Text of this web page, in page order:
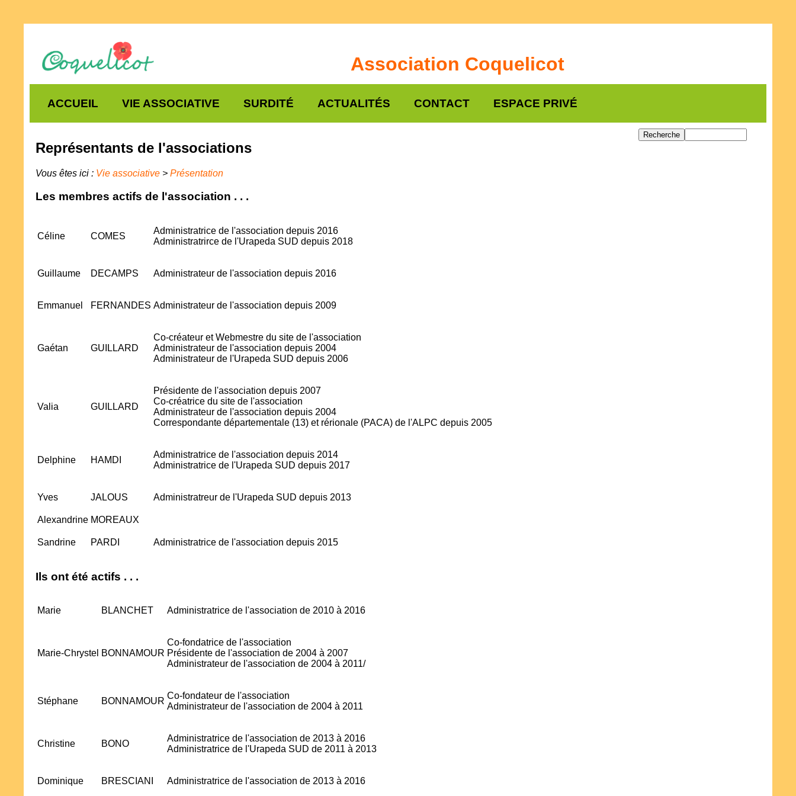
Association Coquelicot
ACCUEIL VIE ASSOCIATIVE SURDITÉ ACTUALITÉS CONTACT ESPACE PRIVÉ
Représentants de l'associations
Vous êtes ici : Vie associative > Présentation
Les membres actifs de l'association . . .
Céline COMES
Administratrice de l'association depuis 2016
Administratrirce de l'Urapeda SUD depuis 2018
Guillaume DECAMPS Administrateur de l'association depuis 2016
Emmanuel FERNANDES Administrateur de l'association depuis 2009
Gaétan GUILLARD
Co-créateur et Webmestre du site de l'association
Administrateur de l'association depuis 2004
Administrateur de l'Urapeda SUD depuis 2006
Valia GUILLARD
Présidente de l'association depuis 2007
Co-créatrice du site de l'association
Administrateur de l'association depuis 2004
Correspondante départementale (13) et rérionale (PACA) de l'ALPC depuis 2005
Delphine HAMDI
Administratrice de l'association depuis 2014
Administratrice de l'Urapeda SUD depuis 2017
Yves JALOUS Administratreur de l'Urapeda SUD depuis 2013
Alexandrine MOREAUX
Sandrine PARDI Administratrice de l'association depuis 2015
Ils ont été actifs . . .
Marie BLANCHET Administratrice de l'association de 2010 à 2016
Marie-Chrystel BONNAMOUR
Co-fondatrice de l'association
Présidente de l'association de 2004 à 2007
Administrateur de l'association de 2004 à 2011/
Stéphane BONNAMOUR
Co-fondateur de l'association
Administrateur de l'association de 2004 à 2011
Christine BONO
Administratrice de l'association de 2013 à 2016
Administratrice de l'Urapeda SUD de 2011 à 2013
Dominique BRESCIANI Administratrice de l'association de 2013 à 2016